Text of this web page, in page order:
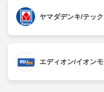
ヤマダデンキ/テッ
エディオン/イオン